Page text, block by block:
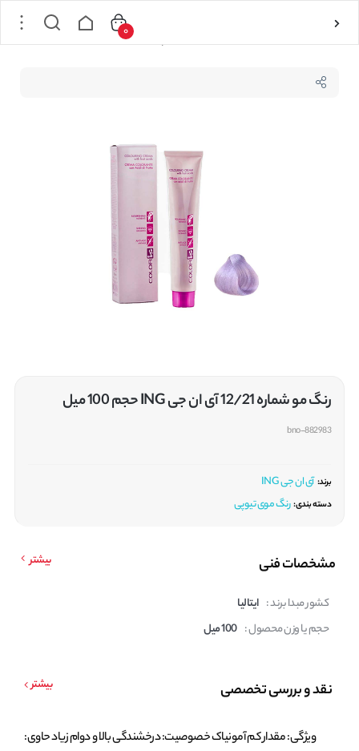
رنگ مو شماره 12/21 آی ان جی ING حجم 100 میل
0
رنگ مو شماره 12/21 آی ان جی ING حجم 100 میل
bno-882983
برند: آی ان جی ING
دسته بندی: رنگ موی تیوپی
مشخصات فنی بیشتر
کشور مبدا برند : ایتالیا
حجم یا وزن محصول : 100 میل
نقد و بررسی تخصصی بیشتر
ویژگی: مقدار کم آمونیاک خصوصیت: درخشندگی بالا و دوام زیاد حاوی: